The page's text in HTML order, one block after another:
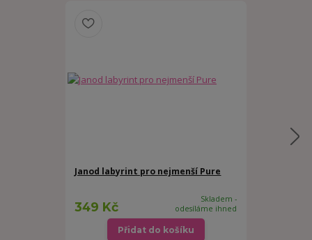
Janod labyrint pro nejmenší Pure
349 Kč
Skladem -
odesíláme ihned
Přidat do košíku